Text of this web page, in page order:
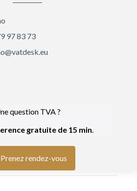
97 83 73
question TVA ?
gratuite de 15 min
Prenez rendez-vous